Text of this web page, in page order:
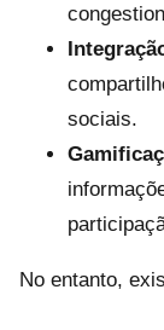
sociais.
No entanto,